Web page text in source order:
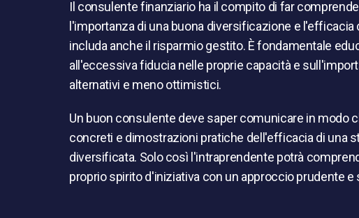
Il consulente finanziario ha il compito di far
l'importanza di una buona diversificazione e
includa anche il risparmio gestito. È fondamentale
all'eccessiva fiducia nelle proprie capacità e
alternativi e meno ottimistici.
Un buon consulente deve saper comunicare in modo
concreti e dimostrazioni pratiche dell'efficacia di una
diversificata. Solo così l'intraprendente potrà
proprio spirito d'iniziativa con un approccio prudente e